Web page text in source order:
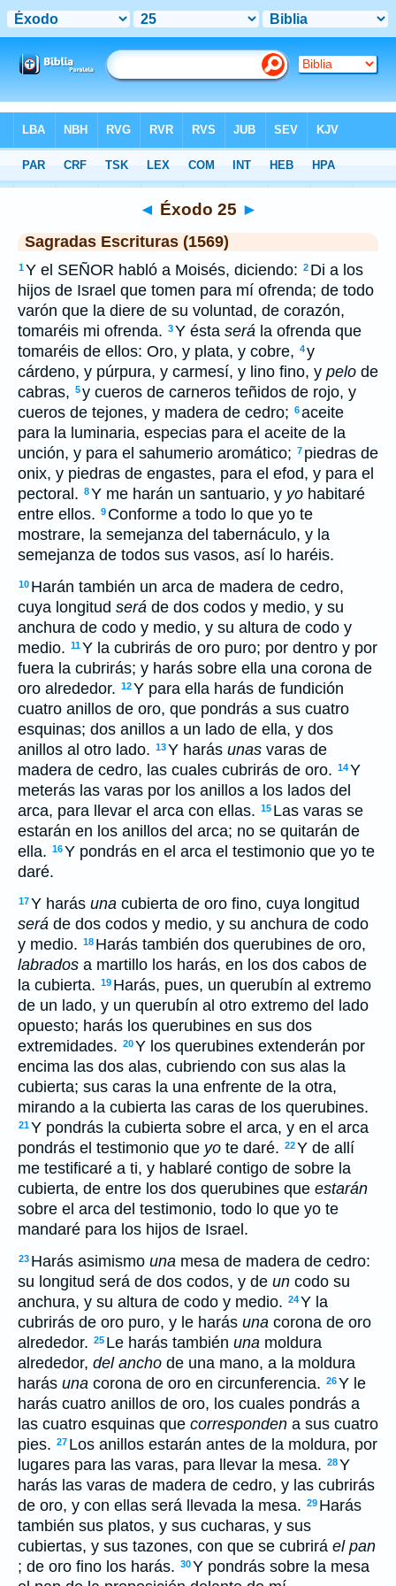
>SEV> Éxodo 25
◄ Éxodo 25 ►
Sagradas Escrituras (1569)
1Y el SEÑOR habló a Moisés, diciendo: 2 Di a los
hijos de Israel que tomen para mí ofrenda; de todo
varón que la diere de su voluntad, de corazón,
tomaréis mi ofrenda. 3Y ésta será la ofrenda que
tomaréis de ellos: Oro, y plata, y cobre, 4y
cárdeno, y púrpura, y carmesí, y lino fino, y pelo de
cabras, 5y cueros de carneros teñidos de rojo, y
cueros de tejones, y madera de cedro; 6aceite
para la luminaria, especias para el aceite de la
unción, y para el sahumerio aromático; 7 piedras de
onix, y piedras de engastes, para el efod, y para el
pectoral. 8Y me harán un santuario, y yo habitaré
entre ellos. 9 Conforme a todo lo que yo te
mostrare, la semejanza del tabernáculo, y la
semejanza de todos sus vasos, así lo haréis.
10 Harán también un arca de madera de cedro,
cuya longitud será de dos codos y medio, y su
anchura de codo y medio, y su altura de codo y
medio. 11Y la cubrirás de oro puro; por dentro y por
fuera la cubrirás; y harás sobre ella una corona de
oro alrededor. 12Y para ella harás de fundición
cuatro anillos de oro, que pondrás a sus cuatro
esquinas; dos anillos a un lado de ella, y dos
anillos al otro lado. 13Y harás unas varas de
madera de cedro, las cuales cubrirás de oro. 14Y
meterás las varas por los anillos a los lados del
arca, para llevar el arca con ellas. 15 Las varas se
estarán en los anillos del arca; no se quitarán de
ella. 16Y pondrás en el arca el testimonio que yo te
daré.
17Y harás una cubierta de oro fino, cuya longitud
será de dos codos y medio, y su anchura de codo
y medio. 18 Harás también dos querubines de oro,
labrados a martillo los harás, en los dos cabos de
la cubierta. 19 Harás, pues, un querubín al extremo
de un lado, y un querubín al otro extremo del lado
opuesto; harás los querubines en sus dos
extremidades. 20Y los querubines extenderán por
encima las dos alas, cubriendo con sus alas la
cubierta; sus caras la una enfrente de la otra,
mirando a la cubierta las caras de los querubines.
21Y pondrás la cubierta sobre el arca, y en el arca
pondrás el testimonio que yo te daré. 22Y de allí
me testificaré a ti, y hablaré contigo de sobre la
cubierta, de entre los dos querubines que estarán
sobre el arca del testimonio, todo lo que yo te
mandaré para los hijos de Israel.
23 Harás asimismo una mesa de madera de cedro:
su longitud será de dos codos, y de un codo su
anchura, y su altura de codo y medio. 24Y la
cubrirás de oro puro, y le harás una corona de oro
alrededor. 25 Le harás también una moldura
alrededor, del ancho de una mano, a la moldura
harás una corona de oro en circunferencia. 26Y le
harás cuatro anillos de oro, los cuales pondrás a
las cuatro esquinas que corresponden a sus cuatro
pies. 27 Los anillos estarán antes de la moldura, por
lugares para las varas, para llevar la mesa. 28Y
harás las varas de madera de cedro, y las cubrirás
de oro, y con ellas será llevada la mesa. 29 Harás
también sus platos, y sus cucharas, y sus
cubiertas, y sus tazones, con que se cubrirá el pan
; de oro fino los harás. 30Y pondrás sobre la mesa